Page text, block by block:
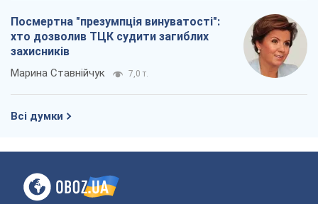
Посмертна "презумпція винуватості":
хто дозволив ТЦК судити загиблих
захисників
Марина Ставнійчук 7,0 т.
Всі думки